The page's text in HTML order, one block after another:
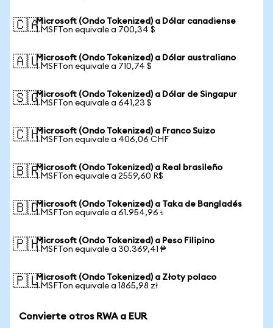
🇨🇦Microsoft (Ondo Tokenized) a Dólar canadiense
1 MSFTon equivale a 700,34 $
🇦🇺Microsoft (Ondo Tokenized) a Dólar australiano
1 MSFTon equivale a 710,74 $
🇸🇬Microsoft (Ondo Tokenized) a Dólar de Singapur
1 MSFTon equivale a 641,23 $
🇨🇭Microsoft (Ondo Tokenized) a Franco Suizo
1 MSFTon equivale a 406,06 CHF
🇧🇷Microsoft (Ondo Tokenized) a Real brasileño
1 MSFTon equivale a 2559,60 R$
🇧🇩Microsoft (Ondo Tokenized) a Taka de Bangladés
1 MSFTon equivale a 61.954,96 ৳
🇵🇭Microsoft (Ondo Tokenized) a Peso Filipino
1 MSFTon equivale a 30.369,41 ₱
🇵🇱Microsoft (Ondo Tokenized) a Złoty polaco
1 MSFTon equivale a 1865,98 zł
Convierte otros RWA a EUR